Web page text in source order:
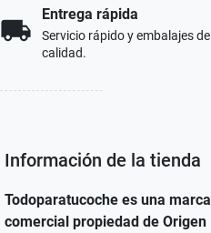
local_shipping
Entrega rápida
Servicio rápido y embalajes de
calidad.
Información de la tienda
Todoparatucoche es una marca
comercial propiedad de Origen